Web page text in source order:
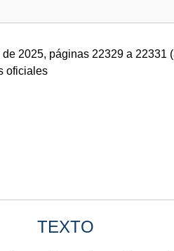
2025, páginas 22329 a 22331
oficiales
TEXTO